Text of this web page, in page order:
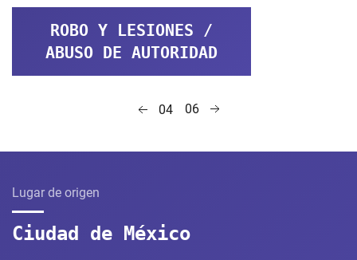
ROBO Y LESIONES /
ABUSO DE AUTORIDAD
04 06
Lugar de origen
Ciudad de México